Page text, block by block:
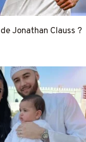
Jonathan Clauss ?